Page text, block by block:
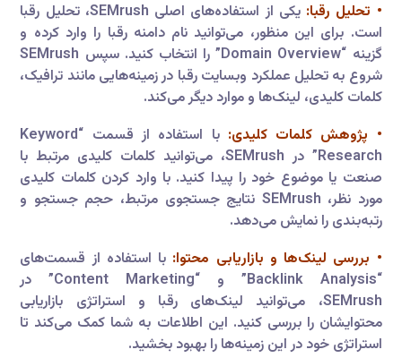
• تحلیل رقبا:
یکی از استفاده‌های اصلی SEMrush، تحلیل رقبا
است. برای این منظور، می‌توانید نام دامنه رقبا را وارد کرده و
گزینه “Domain Overview” را انتخاب کنید. سپس SEMrush
شروع به تحلیل عملکرد وبسایت رقبا در زمینه‌هایی مانند ترافیک،
کلمات کلیدی، لینک‌ها و موارد دیگر می‌کند.
• پژوهش کلمات کلیدی:
با استفاده از قسمت “Keyword
Research” در SEMrush، می‌توانید کلمات کلیدی مرتبط با
صنعت یا موضوع خود را پیدا کنید. با وارد کردن کلمات کلیدی
مورد نظر، SEMrush نتایج جستجوی مرتبط، حجم جستجو و
رتبه‌بندی را نمایش می‌دهد.
• بررسی لینک‌ها و بازاریابی محتوا: با استفاده از قسمت‌های
“Backlink Analysis” و “Content Marketing” در
SEMrush، می‌توانید لینک‌های رقبا و استراتژی بازاریابی
محتوایشان را بررسی کنید. این اطلاعات به شما کمک می‌کند تا
استراتژی خود در این زمینه‌ها را بهبود بخشید.